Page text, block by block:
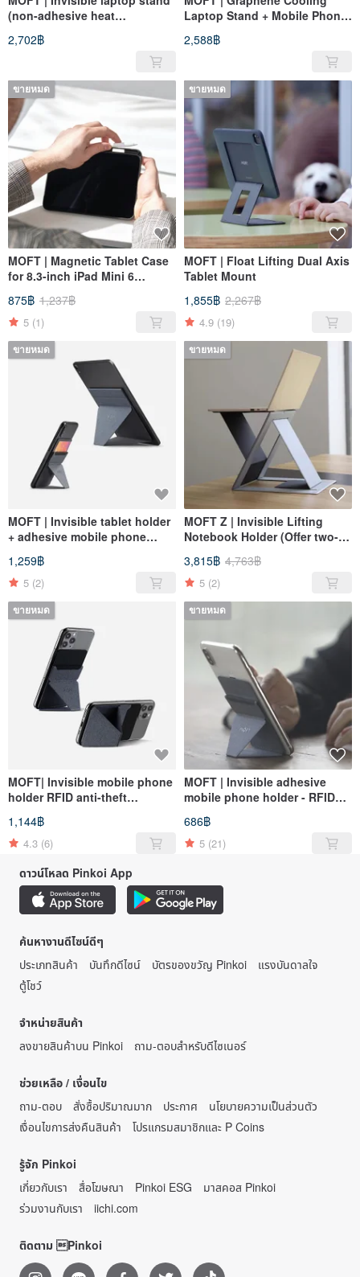
(non-adhesive heat
dissipation hole version) +
Snap magnetic mini tablet
2,702฿
Laptop Stand + Mobile Phone
Stand (Adhesive Type)
Combination
2,588฿
ขายหมด
MOFT | Magnetic Tablet Case
for 8.3-inch iPad Mini 6
Available in Two Colors
875฿ 1,237฿
5 (1)
ขายหมด
MOFT | Float Lifting Dual Axis
Tablet Mount
1,855฿ 2,267฿
4.9 (19)
ขายหมด
MOFT | Invisible tablet holder
+ adhesive mobile phone
holder (discounted two-piece
set)
1,259฿
5 (2)
ขายหมด
MOFT Z | Invisible Lifting
Notebook Holder (Offer two-
piece set)
3,815฿ 4,763฿
5 (2)
ขายหมด
MOFT| Invisible mobile phone
holder RFID anti-theft
adhesive model (discounted
two-piece set with free
magnetic patches*2)
1,144฿
4.3 (6)
ขายหมด
MOFT | Invisible adhesive
mobile phone holder - RFID
anti-theft model (with
magnetic patch*1)
686฿
5 (21)
ดาวน์โหลด Pinkoi App
ค้นหางานดีไซน์ดีๆ
ประเภทสินค้า
บันทึกดีไซน์ บัตรของขวัญ Pinkoi
แรงบันดาลใจ
ตู้โชว์
จำหน่ายสินค้า
ลงขายสินค้าบน Pinkoi
ถาม-ตอบสำหรับดีไซเนอร์
ช่วยเหลือ / เงื่อนไข
ถาม-ตอบ
สั่งซื้อปริมาณมาก ประกาศ
นโยบายความเป็นส่วนตัว
เงื่อนไขการส่งคืนสินค้า
โปรแกรมสมาชิกและ P Coins
รู้จัก Pinkoi
เกี่ยวกับเรา
สื่อโฆษณา Pinkoi ESG
มาสคอส Pinkoi
ร่วมงานกับเรา
iichi.com
ติดตาม Pinkoi